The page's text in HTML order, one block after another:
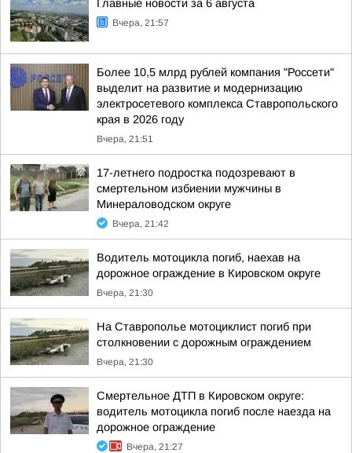
Главные новости за 6 августа
Вчера, 21:57
Более 10,5 млрд рублей компания "Россети"
выделит на развитие и модернизацию
электросетевого комплекса Ставропольского
края в 2026 году
Вчера, 21:51
17-летнего подростка подозревают в
смертельном избиении мужчины в
Минераловодском округе
Вчера, 21:42
Водитель мотоцикла погиб, наехав на
дорожное ограждение в Кировском округе
Вчера, 21:30
На Ставрополье мотоциклист погиб при
столкновении с дорожным ограждением
Вчера, 21:30
Смертельное ДТП в Кировском округе:
водитель мотоцикла погиб после наезда на
дорожное ограждение
Вчера, 21:27